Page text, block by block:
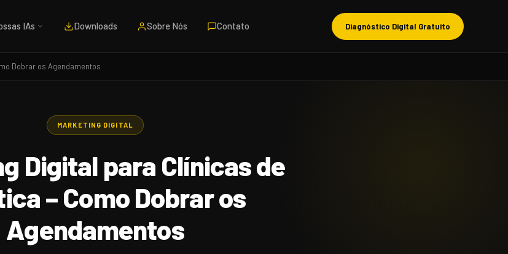
IAs Downloads Sobre Nós Contato Diagnóstico Digital Gratuito
Dobrar os Agendamentos
MARKETING DIGITAL
Digital para Clínicas de
– Como Dobrar os
Agendamentos